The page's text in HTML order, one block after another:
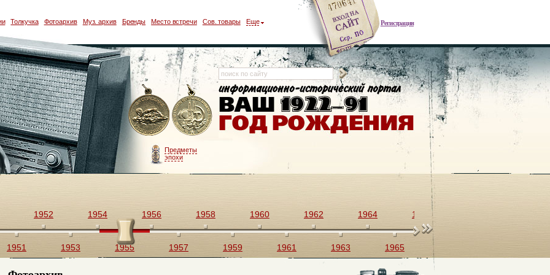
Регистрация
Толкучка Фотоархив Муз. архив Бренды Место встречи Сов. товары Еще
Предметы
эпохи
1951
1952
1953
1954
1955
1956
1957
1958
1959
1960
1961
1962
1963
1964
1965
1966